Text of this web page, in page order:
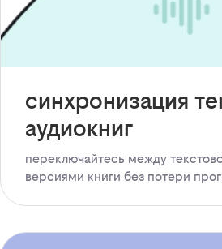
синхронизация
аудиокниг
переключайтесь между
версиями книги без потери